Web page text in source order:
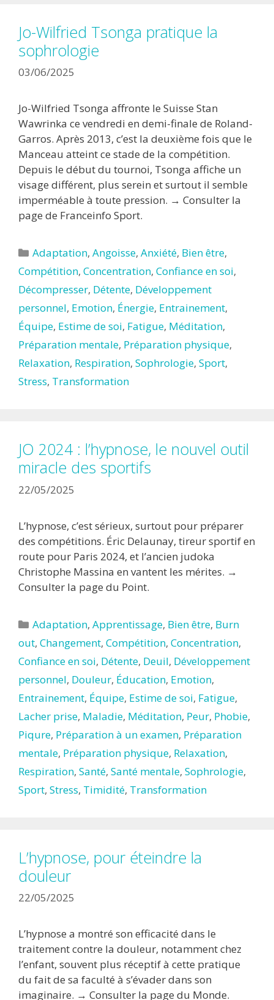
Jo-Wilfried Tsonga pratique la
sophrologie
03/06/2025
Jo-Wilfried Tsonga affronte le Suisse Stan
Wawrinka ce vendredi en demi-finale de Roland-
Garros. Après 2013, c’est la deuxième fois que le
Manceau atteint ce stade de la compétition.
Depuis le début du tournoi, Tsonga affiche un
visage différent, plus serein et surtout il semble
imperméable à toute pression. → Consulter la
page de Franceinfo Sport.
Catégories
Adaptation,Angoisse,Anxiété, Bien être,
Compétition, Concentration, Confiance en soi,
Décompresser, Détente, Développement
personnel, Emotion, Énergie, Entrainement,
Équipe, Estime de soi, Fatigue, Méditation,
Préparation mentale, Préparation physique,
Relaxation, Respiration, Sophrologie, Sport,
Stress, Transformation
JO 2024 : l’hypnose, le nouvel outil
miracle des sportifs
22/05/2025
L’hypnose, c’est sérieux, surtout pour préparer
des compétitions. Éric Delaunay, tireur sportif en
route pour Paris 2024, et l’ancien judoka
Christophe Massina en vantent les mérites. →
Consulter la page du Point.
Catégories
Adaptation,Apprentissage, Bien être, Burn
out, Changement, Compétition, Concentration,
Confiance en soi, Détente, Deuil, Développement
personnel, Douleur, Éducation, Emotion,
Entrainement, Équipe, Estime de soi, Fatigue,
Lacher prise, Maladie, Méditation, Peur, Phobie,
Piqure, Préparation à un examen, Préparation
mentale, Préparation physique, Relaxation,
Respiration, Santé, Santé mentale, Sophrologie,
Sport, Stress, Timidité, Transformation
L’hypnose, pour éteindre la
douleur
22/05/2025
L’hypnose a montré son efficacité dans le
traitement contre la douleur, notamment chez
l’enfant, souvent plus réceptif à cette pratique
du fait de sa faculté à s’évader dans son
imaginaire. → Consulter la page du Monde.